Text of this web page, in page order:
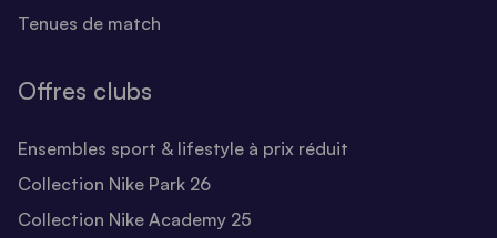
Tenues de match
Offres clubs
Ensembles sport & lifestyle à prix réduit
Collection Nike Park 26
Collection Nike Academy 25